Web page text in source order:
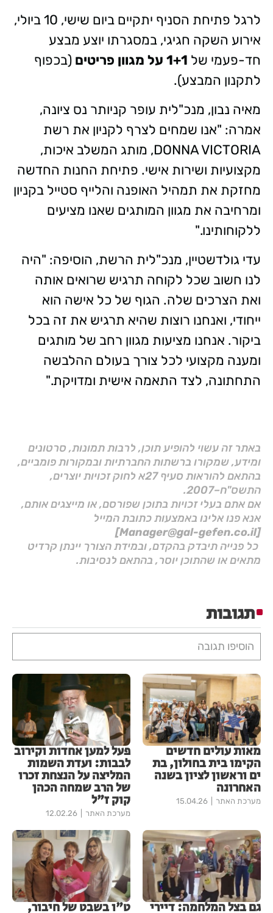
לרגל פתיחת הסניף יתקיים ביום שישי, 10 ביולי,
אירוע השקה חגיגי, במסגרתו יוצע מבצע
חד-פעמי של 1+1 על מגוון פריטים
(בכפוף
לתקנון המבצע).
מאיה נבון, מנכ"לית עופר קניותר נס ציונה,
אמרה: "אנו שמחים לצרף לקניון את רשת
DONNA VICTORIA, מותג המשלב איכות,
מקצועיות ושירות אישי. פתיחת החנות החדשה
מחזקת את תמהיל האופנה והלייף סטייל בקניון
ומרחיבה את מגוון המותגים שאנו מציעים
ללקוחותינו."
עדי גולדשטיין, מנכ"לית הרשת, הוסיפה: "היה
לנו חשוב שכל לקוחה תרגיש שרואים אותה
ואת הצרכים שלה. הגוף של כל אישה הוא
ייחודי, ואנחנו רוצות שהיא תרגיש את זה בכל
ביקור. אנחנו מציעות מגוון רחב של מותגים
ומענה מקצועי לכל צורך בעולם ההלבשה
התחתונה, לצד התאמה אישית ומדויקת."
באתר זה עשוי להופיע תוכן, לרבות תמונות, סרטונים
ומידע, שמקורו ברשתות החברתיות ובמקורות פומביים,
בהתאם להוראות סעיף 27א לחוק זכויות יוצרים,
התשס"ח–2007.
אם אתם בעלי זכויות בתוכן שפורסם, או מייצגים אותם,
אנא פנו אלינו באמצעות כתובת המייל
[Manager@gal-gefen.co.il]
כל פנייה תיבדק בהקדם, ובמידת הצורך יינתן קרדיט
מתאים או שהתוכן יוסר, בהתאם לנסיבות.
תגובות
הוסיפו תגובה
מאות עולים חדשים
הקימו בית בחולון, בת
ים וראשון לציון בשנה
האחרונה
מערכת האתר 15.04.26
פעל למען אחדות וקירוב
לבבות: ועדת השמות
המליצה על הנצחת זכרו
של הרב שמחה הכהן
קוק ז"ל
מערכת האתר 12.02.26
גם בצל המלחמה: דיירי ט"ו בשבט של חיבור,